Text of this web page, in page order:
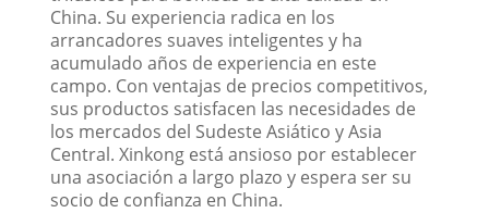
China. Su experiencia radica en los
arrancadores suaves inteligentes y ha
acumulado años de experiencia en este
campo. Con ventajas de precios competitivos,
sus productos satisfacen las necesidades de
los mercados del Sudeste Asiático y Asia
Central. Xinkong está ansioso por establecer
una asociación a largo plazo y espera ser su
socio de confianza en China.